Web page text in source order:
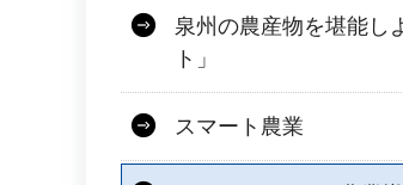
泉州の農産物を堪能し
ト」
スマート農業